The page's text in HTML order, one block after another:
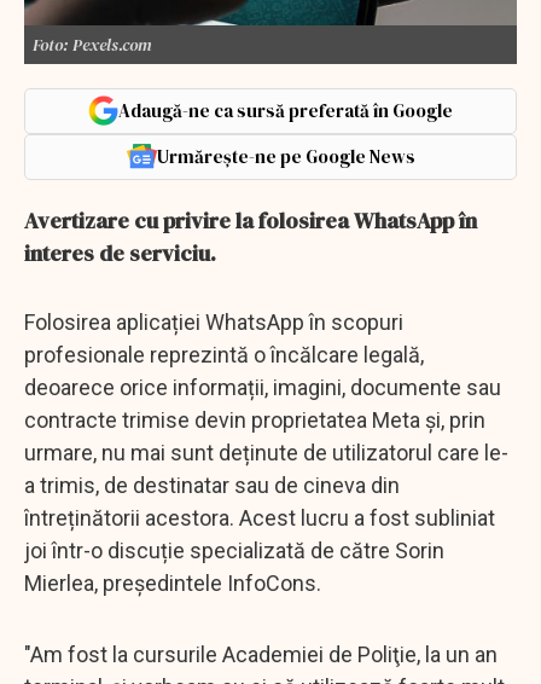
Foto: Pexels.com
Adaugă-ne ca sursă preferată în Google
Urmărește-ne pe Google News
Avertizare cu privire la folosirea WhatsApp în
interes de serviciu.
Folosirea aplicației WhatsApp în scopuri
profesionale reprezintă o încălcare legală,
deoarece orice informații, imagini, documente sau
contracte trimise devin proprietatea Meta și, prin
urmare, nu mai sunt deținute de utilizatorul care le-
a trimis, de destinatar sau de cineva din
întreținătorii acestora. Acest lucru a fost subliniat
joi într-o discuție specializată de către Sorin
Mierlea, președintele InfoCons.
"Am fost la cursurile Academiei de Poliţie, la un an